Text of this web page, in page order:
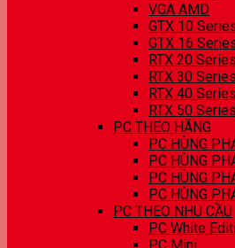
VGA AMD
GTX 10
GTX 16
RTX 20 Series
RTX 30 Series
RTX 40 Series
RTX 50 Series
PC THEO HÃNG
PC HÙNG
PC HÙNG
PC HÙNG
PC HÙNG
PC THEO NHU CẦU
PC White